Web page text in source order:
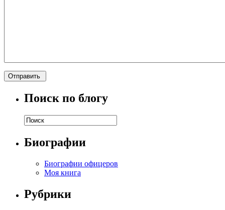
Поиск по блогу
Биографии
Биографии офицеров
Моя книга
Рубрики